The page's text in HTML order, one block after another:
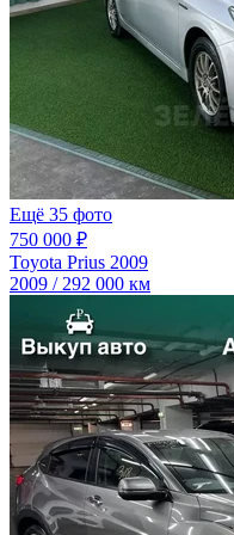
Ещё 35 фото
750 000 ₽
Toyota Prius 2009
2009 / 292 000 км